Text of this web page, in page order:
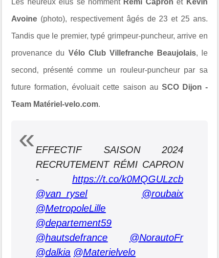
Les heureux élus se nomment Rémi Capron et Kévin
Avoine (photo), respectivement âgés de 23 et 25 ans.
Tandis que le premier, typé grimpeur-puncheur, arrive en
provenance du Vélo Club Villefranche Beaujolais, le
second, présenté comme un rouleur-puncheur par sa
future formation, évoluait cette saison au SCO Dijon -
Team Matériel-velo.com.
EFFECTIF SAISON 2024
RECRUTEMENT RÉMI CAPRON
- https://t.co/k0MQGULzcb
@van_rysel
@roubaix
@MetropoleLille
@departement59
@hautsdefrance
@NorautoFr
@dalkia @Materielvelo